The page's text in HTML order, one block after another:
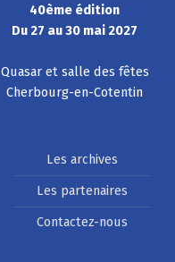
40ème édition
Du 27 au 30 mai 2027
Quasar et salle des fêtes
Cherbourg-en-Cotentin
Les archives
Les partenaires
Contactez-nous